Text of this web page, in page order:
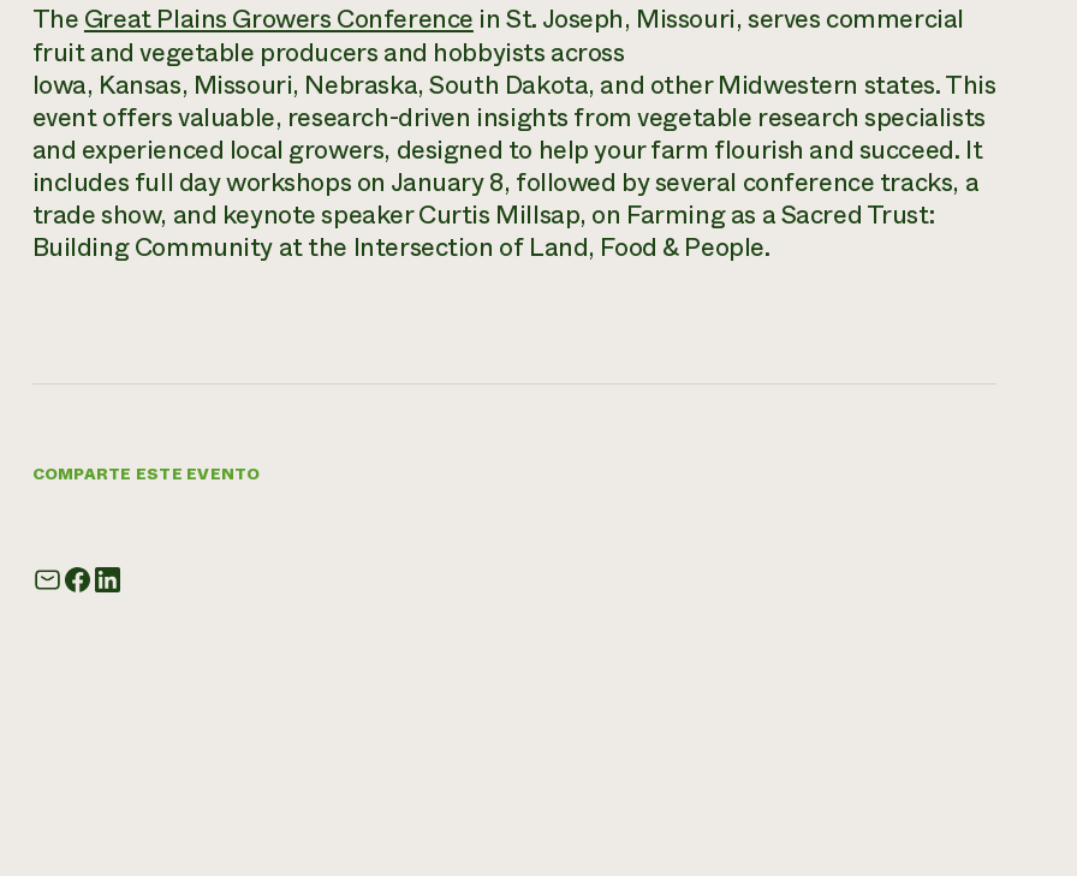
The Great Plains Growers Conference in St. Joseph, Missouri, serves commercial
fruit and vegetable producers and hobbyists across
Iowa, Kansas, Missouri, Nebraska, South Dakota, and other Midwestern states. This
event offers valuable, research-driven insights from vegetable research specialists
and experienced local growers, designed to help your farm flourish and succeed. It
includes full day workshops on January 8, followed by several conference tracks, a
trade show, and keynote speaker Curtis Millsap, on Farming as a Sacred Trust:
Building Community at the Intersection of Land, Food & People.
COMPARTE ESTE EVENTO